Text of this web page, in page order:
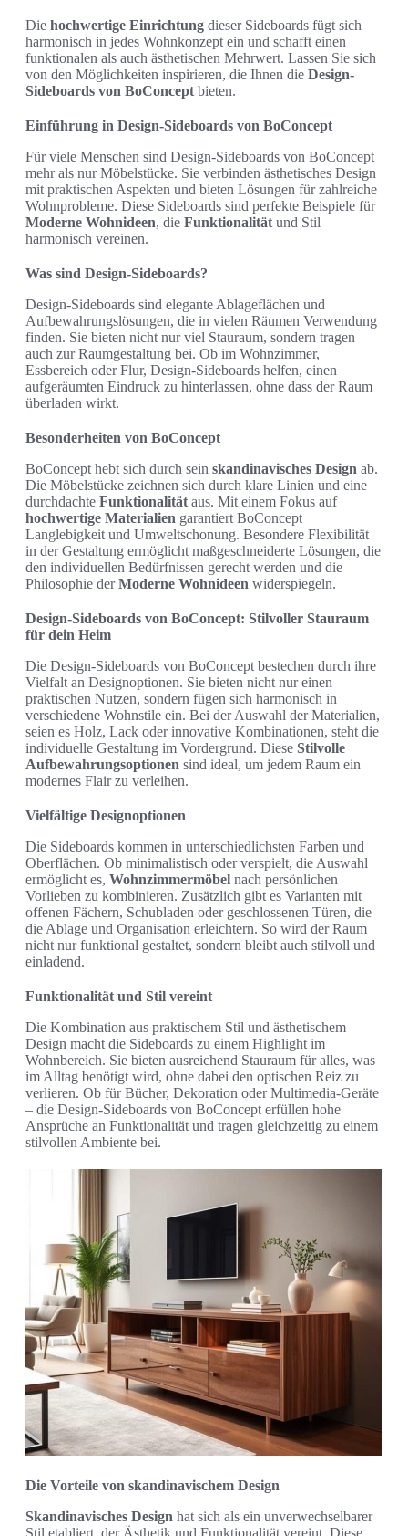
Die hochwertige Einrichtung dieser Sideboards fügt sich
harmonisch in jedes Wohnkonzept ein und schafft einen
funktionalen als auch ästhetischen Mehrwert. Lassen Sie sich
von den Möglichkeiten inspirieren, die Ihnen die Design-
Sideboards von BoConcept bieten.
Einführung in Design-Sideboards von BoConcept
Für viele Menschen sind Design-Sideboards von BoConcept
mehr als nur Möbelstücke. Sie verbinden ästhetisches Design
mit praktischen Aspekten und bieten Lösungen für zahlreiche
Wohnprobleme. Diese Sideboards sind perfekte Beispiele für
Moderne Wohnideen, die Funktionalität und Stil
harmonisch vereinen.
Was sind Design-Sideboards?
Design-Sideboards sind elegante Ablageflächen und
Aufbewahrungslösungen, die in vielen Räumen Verwendung
finden. Sie bieten nicht nur viel Stauraum, sondern tragen
auch zur Raumgestaltung bei. Ob im Wohnzimmer,
Essbereich oder Flur, Design-Sideboards helfen, einen
aufgeräumten Eindruck zu hinterlassen, ohne dass der Raum
überladen wirkt.
Besonderheiten von BoConcept
BoConcept hebt sich durch sein skandinavisches Design ab.
Die Möbelstücke zeichnen sich durch klare Linien und eine
durchdachte Funktionalität aus. Mit einem Fokus auf
hochwertige Materialien garantiert BoConcept
Langlebigkeit und Umweltschonung. Besondere Flexibilität
in der Gestaltung ermöglicht maßgeschneiderte Lösungen, die
den individuellen Bedürfnissen gerecht werden und die
Philosophie derModerne Wohnideen widerspiegeln.
Design-Sideboards von BoConcept: Stilvoller Stauraum
für dein Heim
Die Design-Sideboards von BoConcept bestechen durch ihre
Vielfalt an Designoptionen. Sie bieten nicht nur einen
praktischen Nutzen, sondern fügen sich harmonisch in
verschiedene Wohnstile ein. Bei der Auswahl der Materialien,
seien es Holz, Lack oder innovative Kombinationen, steht die
individuelle Gestaltung im Vordergrund. Diese Stilvolle
Aufbewahrungsoptionen sind ideal, um jedem Raum ein
modernes Flair zu verleihen.
Vielfältige Designoptionen
Die Sideboards kommen in unterschiedlichsten Farben und
Oberflächen. Ob minimalistisch oder verspielt, die Auswahl
ermöglicht es, Wohnzimmermöbel nach persönlichen
Vorlieben zu kombinieren. Zusätzlich gibt es Varianten mit
offenen Fächern, Schubladen oder geschlossenen Türen, die
die Ablage und Organisation erleichtern. So wird der Raum
nicht nur funktional gestaltet, sondern bleibt auch stilvoll und
einladend.
Funktionalität und Stil vereint
Die Kombination aus praktischem Stil und ästhetischem
Design macht die Sideboards zu einem Highlight im
Wohnbereich. Sie bieten ausreichend Stauraum für alles, was
im Alltag benötigt wird, ohne dabei den optischen Reiz zu
verlieren. Ob für Bücher, Dekoration oder Multimedia-Geräte
– die Design-Sideboards von BoConcept erfüllen hohe
Ansprüche an Funktionalität und tragen gleichzeitig zu einem
stilvollen Ambiente bei.
Die Vorteile von skandinavischem Design
Skandinavisches Design hat sich als ein unverwechselbarer
Stil etabliert, der Ästhetik und Funktionalität vereint. Diese